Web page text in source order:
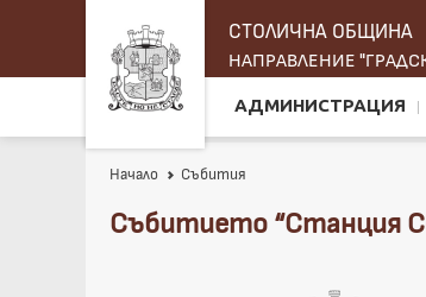
СТОЛИЧНА ОБЩИНА
НАПРАВЛЕНИЕ
АДМИНИСТРАЦИЯ
Начало Събития
Събитието “Станция